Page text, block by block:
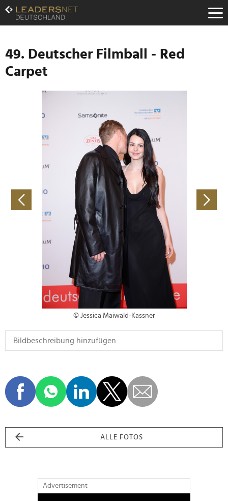
Zum
Inhalt
Zur
Navigation
Zur
Hauptnavigation
49. Deutscher Filmball - Red
Carpet
© Jessica Maiwald-Kassner
ALLE FOTOS
Advertisement